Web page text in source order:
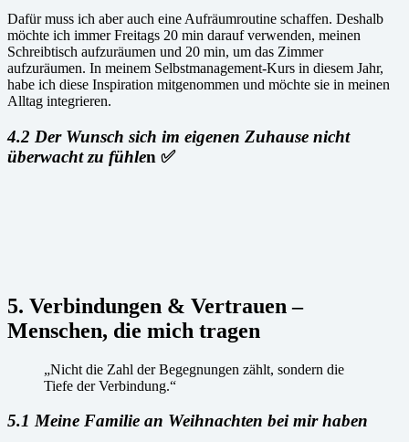
Dafür muss ich aber auch eine Aufräumroutine schaffen. Deshalb
möchte ich immer Freitags 20 min darauf verwenden, meinen
Schreibtisch aufzuräumen und 20 min, um das Zimmer
aufzuräumen. In meinem Selbstmanagement-Kurs in diesem Jahr,
habe ich diese Inspiration mitgenommen und möchte sie in meinen
Alltag integrieren.
4.2 Der Wunsch sich im eigenen Zuhause nicht
überwacht zu fühlen ✅
5. Verbindungen & Vertrauen –
Menschen, die mich tragen
„Nicht die Zahl der Begegnungen zählt, sondern die
Tiefe der Verbindung.“
5.1 Meine Familie an Weihnachten bei mir haben